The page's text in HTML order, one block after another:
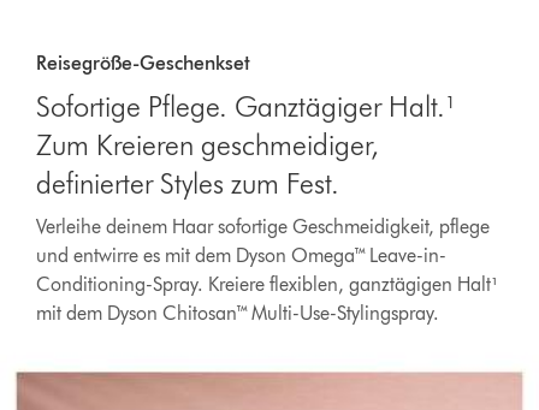
Reisegröße-Geschenkset
Sofortige Pflege. Ganztägiger Halt.¹
Zum Kreieren geschmeidiger,
definierter Styles zum Fest.
Verleihe deinem Haar sofortige Geschmeidigkeit, pflege
und entwirre es mit dem Dyson Omega™ Leave-in-
Conditioning-Spray. Kreiere flexiblen, ganztägigen Halt¹
mit dem Dyson Chitosan™ Multi-Use-Stylingspray.